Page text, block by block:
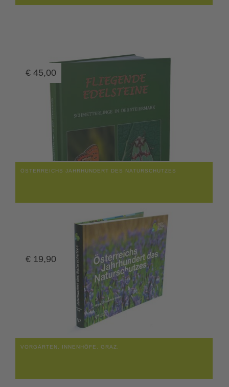
€ 45,00
ÖSTERREICHS JAHRHUNDERT DES NATURSCHUTZES
€ 19,90
VORGÄRTEN. INNENHÖFE. GRAZ.